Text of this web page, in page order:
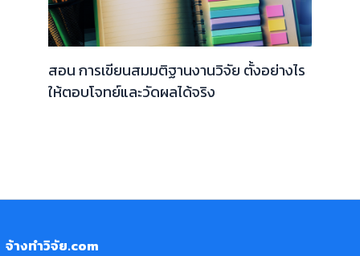
สอน การเขียนสมมติฐานงานวิจัย ตั้งอย่างไร
ให้ตอบโจทย์และวัดผลได้จริง
จ้างทำวิจัย.com